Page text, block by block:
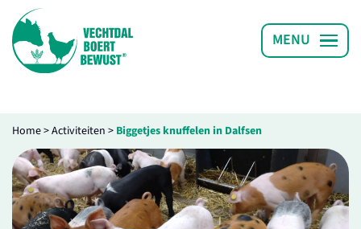
Home>Activiteiten > Biggetjes knuffelen in Dalfsen